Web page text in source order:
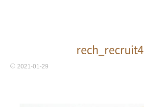
rech_recruit4
2021-01-29